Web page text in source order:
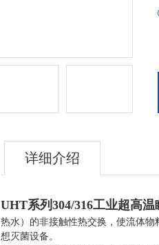
详细介绍
UHT系列304/316工业超高
热水）的非接触性热交换，使流体
想灭菌设备。